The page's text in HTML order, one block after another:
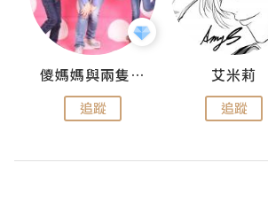
儍媽媽與兩隻小魔怪之家
追蹤
艾米莉
追蹤